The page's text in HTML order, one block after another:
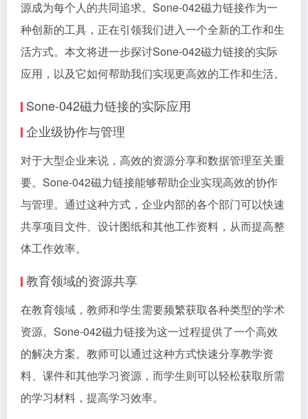
源成为每个人的共同追求。Sone-042磁力链接作为一
种创新的工具，正在引领我们进入一个全新的工作和生
活方式。本文将进一步探讨Sone-042磁力链接的实际
应用，以及它如何帮助我们实现更高效的工作和生活。
Sone-042磁力链接的实际应用
企业级协作与管理
对于大型企业来说，高效的资源分享和数据管理至关重
要。Sone-042磁力链接能够帮助企业实现高效的协作
与管理。通过这种方式，企业内部的各个部门可以快速
共享项目文件、设计图纸和其他工作资料，从而提高整
体工作效率。
教育领域的资源共享
在教育领域，教师和学生需要频繁获取各种类型的学术
资源。Sone-042磁力链接为这一过程提供了一个高效
的解决方案。教师可以通过这种方式快速分享教学资
料、课件和其他学习资源，而学生则可以轻松获取所需
的学习材料，提高学习效率。